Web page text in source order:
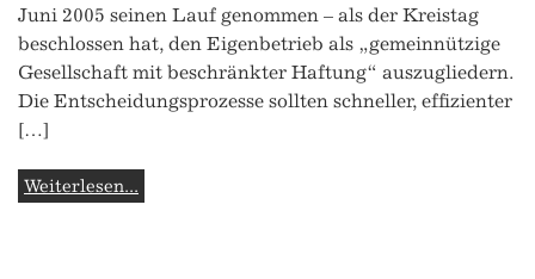
Juni 2005 seinen Lauf genommen – als der Kreistag
beschlossen hat, den Eigenbetrieb als „gemeinnützige
Gesellschaft mit beschränkter Haftung“ auszugliedern.
Die Entscheidungsprozesse sollten schneller, effizienter
[…]
Weiterlesen...